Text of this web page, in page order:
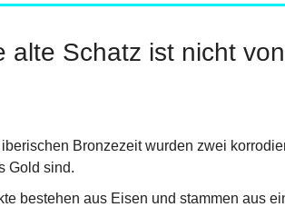
Schatz ist nicht
Bronzezeit wurden zwei
Gold sind.
bestehen aus Eisen und stammen aus